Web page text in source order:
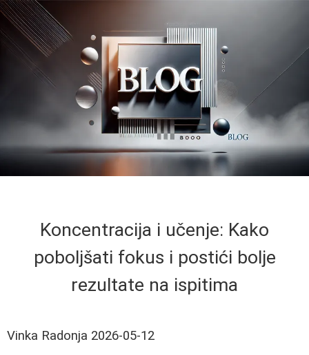
Koncentracija i učenje: Kako
poboljšati fokus i postići bolje
rezultate na ispitima
Vinka Radonja 2026-05-12